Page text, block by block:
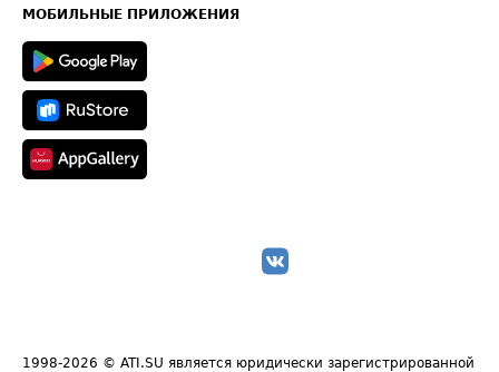
Техническая информация
МОБИЛЬНЫЕ ПРИЛОЖЕНИЯ
1998-2026 © ATI.SU является юридически зарегистрированной